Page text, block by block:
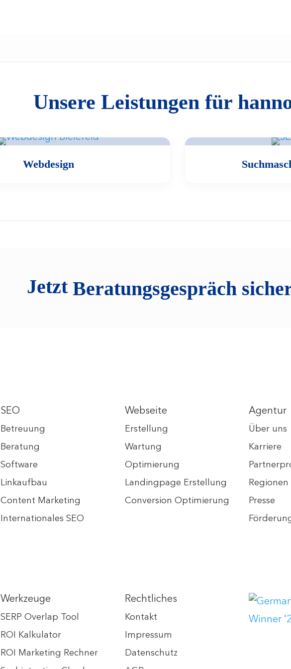
Unsere Leistungen für
Webdesign
Jetzt Beratungsgespräch
SEO
Betreuung
Beratung
Software
Linkaufbau
Content Marketing
Internationales SEO
Webseite
Erstellung
Wartung
Optimierung
Landingpage Erstellung
Conversion Optimierung
Agentur
Über uns
Karriere
Regionen
Presse
Werkzeuge
SERP Overlap Tool
ROI Kalkulator
ROI Marketing Rechner
Rechtliches
Kontakt
Impressum
Datenschutz